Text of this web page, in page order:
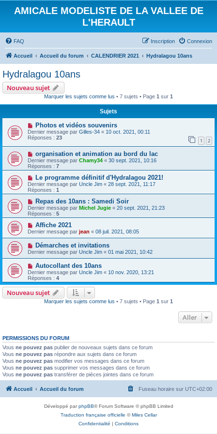
AMICALE MODELISTE DE LA VALLEE DE
L'HERAULT
FAQ Connexion
Inscription
Accueil Accueil du forum CALENDRIER 2021 Hydralagou 10ans
Hydralagou 10ans
Nouveau sujet
Marquer les sujets comme lus • 7 sujets • Page 1 sur 1
Sujets
Photos et vidéos souvenirs
Dernier message par Gilles-34 « 10 oct. 2021, 00:11
Réponses : 23 1 2
organisation et animation au bord du lac
Dernier message par Chamy34 « 30 sept. 2021, 10:16
Réponses : 7
Le programme définitif d'Hydralagou 2021!
Dernier message par Uncle Jim « 28 sept. 2021, 11:17
Réponses : 1
Repas des 10ans : Samedi Soir
Dernier message par Michel Jugie « 20 sept. 2021, 21:23
Réponses : 5
Affiche 2021
Dernier message par jean « 08 juil. 2021, 08:05
Démarches et invitations
Dernier message par Uncle Jim « 01 mai 2021, 10:42
Autocollant des 10ans
Dernier message par Uncle Jim « 10 nov. 2020, 13:21
Réponses : 4
Nouveau sujet
Marquer les sujets comme lus • 7 sujets • Page 1 sur 1
Aller
PERMISSIONS DU FORUM
Vous ne pouvez pas publier de nouveaux sujets dans ce forum
Vous ne pouvez pas répondre aux sujets dans ce forum
Vous ne pouvez pas modifier vos messages dans ce forum
Vous ne pouvez pas supprimer vos messages dans ce forum
Vous ne pouvez pas transférer de pièces jointes dans ce forum
Accueil Accueil du forum Fuseau horaire sur UTC+02:00
Développé parphpBB® Forum Software © phpBB Limited
Traduction française officielle ©Miles Cellar
Confidentialité | Conditions